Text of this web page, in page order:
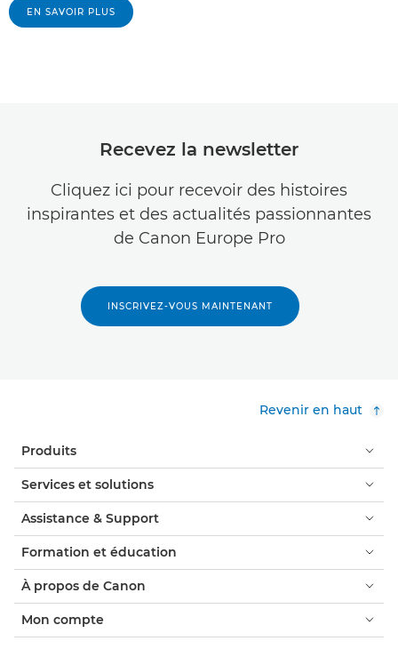
EN SAVOIR PLUS
Recevez la newsletter
Cliquez ici pour recevoir des histoires
inspirantes et des actualités passionnantes
de Canon Europe Pro
INSCRIVEZ-VOUS MAINTENANT
Revenir en haut
Produits
Services et solutions
Assistance & Support
Formation et éducation
À propos de Canon
Mon compte